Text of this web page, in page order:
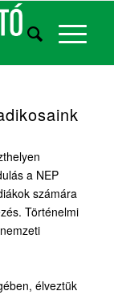
a NEP
számára
Történelmi
élveztük